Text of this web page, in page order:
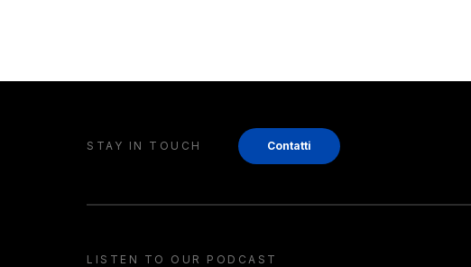
STAY IN TOUCH Contatti
LISTEN TO OUR PODCAST